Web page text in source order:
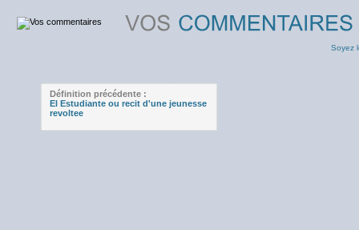
Soyez
Définition précédente :
El Estudiante ou recit d'une jeunesse
revoltee